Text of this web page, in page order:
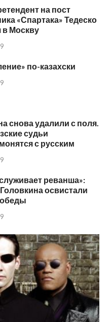
на пост
«Спартака» Тедеско
Москву
по-казахски
снова удалили с поля.
судьи
с русским
реванша»:
освистали